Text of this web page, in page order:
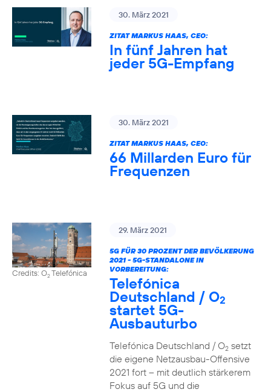
30. März 2021
ZITAT MARKUS HAAS, CEO:
In fünf Jahren hat
jeder 5G-Empfang
30. März 2021
ZITAT MARKUS HAAS, CEO:
66 Millarden Euro für
Frequenzen
Credits: O2Telefónica
29. März 2021
5G FÜR 30 PROZENT DER BEVÖLKERUNG
2021 - 5G-STANDALONE IN
VORBEREITUNG:
Telefónica
Deutschland / O2
startet 5G-
Ausbauturbo
Telefónica Deutschland / O2setzt
die eigene Netzausbau-Offensive
2021 fort – mit deutlich stärkerem
Fokus auf 5G und die